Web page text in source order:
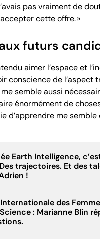
Earth Intelligence,
trajectoires. Et des
!
des
: Marianne Blin
pas vraiment de
cette offre. »
futurs
aimer l’espace et
conscience de l’aspect
semble aussi
énormément de
d’apprendre me semble